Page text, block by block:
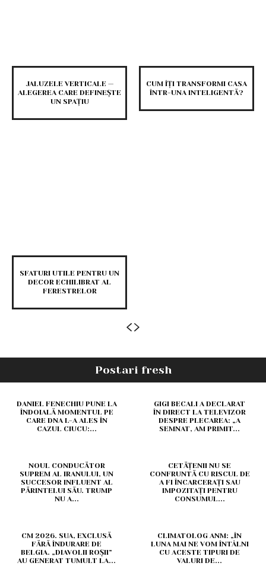
JALUZELE VERTICALE —
ALEGEREA CARE DEFINEȘTE
UN SPAȚIU
CUM ÎȚI TRANSFORMI CASA
ÎNTR-UNA INTELIGENTĂ?
SFATURI UTILE PENTRU UN
DECOR ECHILIBRAT AL
FERESTRELOR
Postari fresh
DANIEL FENECHIU PUNE LA
ÎNDOIALĂ MOMENTUL PE
CARE DNA L-A ALES ÎN
CAZUL CIUCU:...
GIGI BECALI A DECLARAT
ÎN DIRECT LA TELEVIZOR
DESPRE PLECAREA: „A
SEMNAT, AM PRIMIT...
NOUL CONDUCĂTOR
SUPREM AL IRANULUI, UN
SUCCESOR INFLUENT AL
PĂRINTELUI SĂU. TRUMP
NU A...
CETĂȚENII NU SE
CONFRUNTĂ CU RISCUL DE
A FI ÎNCARCERAȚI SAU
IMPOZITAȚI PENTRU
CONSUMUL...
CM 2026. SUA, EXCLUSĂ
FĂRĂ ÎNDURARE DE
BELGIA. „DIAVOLII ROȘII”
AU GENERAT TUMULT LA...
CLIMATOLOG ANM: „ÎN
LUNA MAI NE VOM ÎNTÂLNI
CU ACESTE TIPURI DE
VALURI DE...